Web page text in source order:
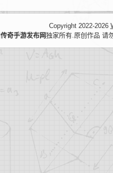
Copyright 2022-2026
传奇手游发布网独家所有.原创作品 请